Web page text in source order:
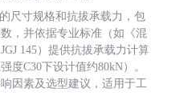
尺寸规格和抗拔承载力，包
，并依据专业标准（如《混
145）提供抗拔承载力计算
度C30下设计值约80kN）。
因素及选型建议，适用于工